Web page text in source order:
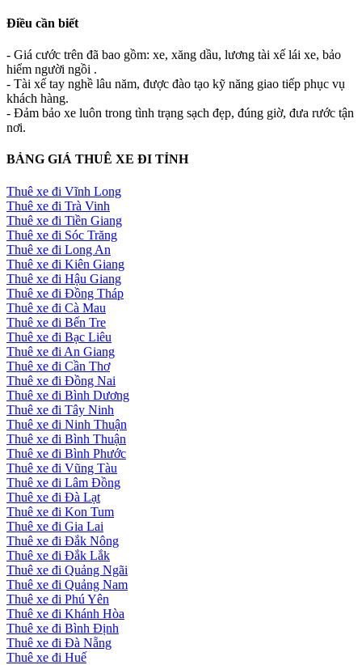
Điều cần biết
- Giá cước trên đã bao gồm: xe, xăng dầu, lương tài xế lái xe, bảo
hiểm người ngồi .
- Tài xế tay nghề lâu năm, được đào tạo kỹ năng giao tiếp phục vụ
khách hàng.
- Đảm bảo xe luôn trong tình trạng sạch đẹp, đúng giờ, đưa rước tận
nơi.
BẢNG GIÁ THUÊ XE ĐI TỈNH
Thuê xe đi Vĩnh Long
Thuê xe đi Trà Vinh
Thuê xe đi Tiền Giang
Thuê xe đi Sóc Trăng
Thuê xe đi Long An
Thuê xe đi Kiên Giang
Thuê xe đi Hậu Giang
Thuê xe đi Đồng Tháp
Thuê xe đi Cà Mau
Thuê xe đi Bến Tre
Thuê xe đi Bạc Liêu
Thuê xe đi An Giang
Thuê xe đi Cần Thơ
Thuê xe đi Đồng Nai
Thuê xe đi Bình Dương
Thuê xe đi Tây Ninh
Thuê xe đi Ninh Thuận
Thuê xe đi Bình Thuận
Thuê xe đi Bình Phước
Thuê xe đi Vũng Tàu
Thuê xe đi Lâm Đồng
Thuê xe đi Đà Lạt
Thuê xe đi Kon Tum
Thuê xe đi Gia Lai
Thuê xe đi Đắk Nông
Thuê xe đi Đắk Lắk
Thuê xe đi Quảng Ngãi
Thuê xe đi Quảng Nam
Thuê xe đi Phú Yên
Thuê xe đi Khánh Hòa
Thuê xe đi Bình Định
Thuê xe đi Đà Nẵng
Thuê xe đi Huế